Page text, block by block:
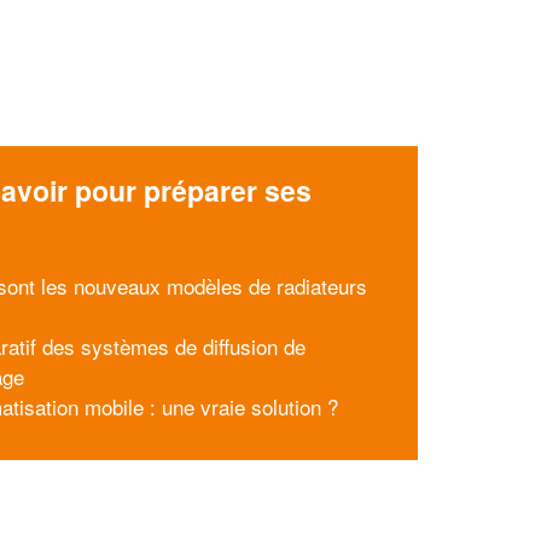
pour préparer ses
les nouveaux modèles de radiateurs
des systèmes de diffusion de
mobile : une vraie solution ?